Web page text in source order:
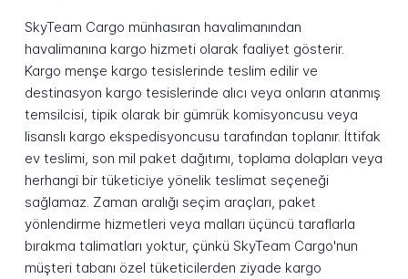
SkyTeam Cargo münhasıran havalimanından
havalimanına kargo hizmeti olarak faaliyet gösterir.
Kargo menşe kargo tesislerinde teslim edilir ve
destinasyon kargo tesislerinde alıcı veya onların atanmış
temsilcisi, tipik olarak bir gümrük komisyoncusu veya
lisanslı kargo ekspedisyoncusu tarafından toplanır. İttifak
ev teslimi, son mil paket dağıtımı, toplama dolapları veya
herhangi bir tüketiciye yönelik teslimat seçeneği
sağlamaz. Zaman aralığı seçim araçları, paket
yönlendirme hizmetleri veya malları üçüncü taraflarla
bırakma talimatları yoktur, çünkü SkyTeam Cargo'nun
müşteri tabanı özel tüketicilerden ziyade kargo